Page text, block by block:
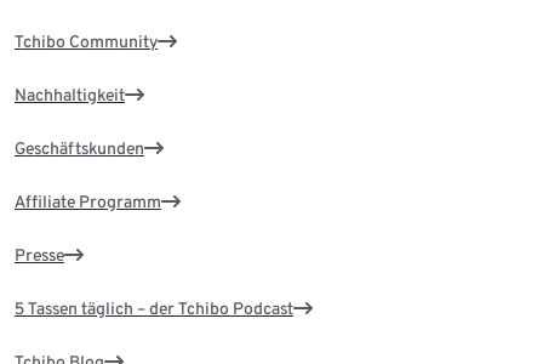
Tchibo Community
Nachhaltigkeit
Geschäftskunden
Affiliate Programm
Presse
5 Tassen täglich – der Tchibo Podcast